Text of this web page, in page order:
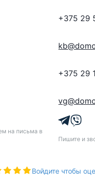
на письма в
+375 29
+375 29
Пишите и
Войдите чтобы